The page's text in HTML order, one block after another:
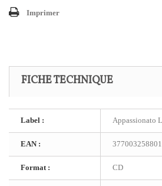
Imprimer
FICHE TECHNIQUE
Label : Appassionato
EAN :
Format : CD